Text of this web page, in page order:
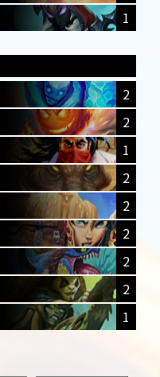
1
2
2
1
2
2
2
2
2
1